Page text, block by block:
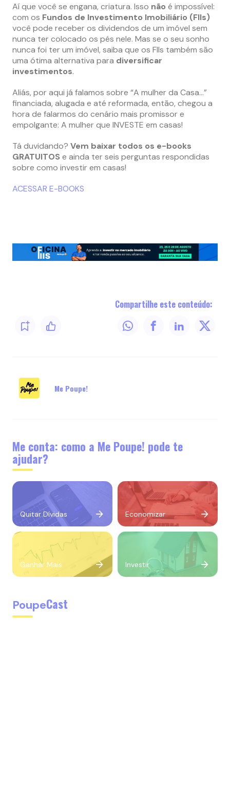
Aí que você se engana, criatura. Isso não é impossível:
com os Fundos de Investimento Imobiliário (FIIs)
você pode receber os dividendos de um imóvel sem
nunca ter colocado os pés nele. Mas se o seu sonho
nunca foi ter um imóvel, saiba que os FIIs também são
uma ótima alternativa para diversificar
investimentos.
Aliás, por aqui já falamos sobre “A mulher da Casa…”
financiada, alugada e até reformada, então, chegou a
hora de falarmos do cenário mais promissor e
empolgante: A mulher que INVESTE em casas!
Tá duvidando? Vem baixar todos os e-books
GRATUITOS e ainda ter seis perguntas respondidas
sobre como investir em casas!
ACESSAR E-BOOKS
Compartilhe este conteúdo:
Me Poupe!
Me conta: como a Me Poupe! pode te
ajudar?
Quitar Dívidas Economizar
Ganhar Mais Investir
PoupeCast